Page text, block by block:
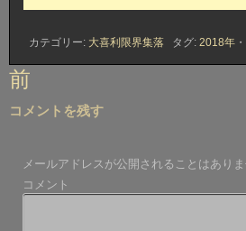
カテゴリー: 大喜利限界集落 タグ: 2018年 ・
投
ナ
ゲ
ー
前
コメントを残す
メールアドレスが公開されることはありま
コメント